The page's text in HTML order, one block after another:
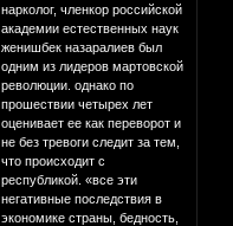
нарколог, членкор российской
академии естественных наук
женишбек назаралиев был
одним из лидеров мартовской
революции. однако по
прошествии четырех лет
оценивает ее как переворот и
не без тревоги следит за тем,
что происходит с
республикой. «все эти
негативные последствия в
экономике страны, бедность,